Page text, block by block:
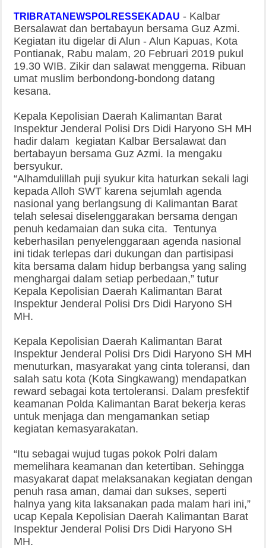
TRIBRATANEWSPOLRESSEKADAU - Kalbar
Bersalawat dan bertabayun bersama Guz Azmi.
Kegiatan itu digelar di Alun - Alun Kapuas, Kota
Pontianak, Rabu malam, 20 Februari 2019 pukul
19.30 WIB. Zikir dan salawat menggema. Ribuan
umat muslim berbondong-bondong datang
kesana.
Kepala Kepolisian Daerah Kalimantan Barat
Inspektur Jenderal Polisi Drs Didi Haryono SH MH
hadir dalam kegiatan Kalbar Bersalawat dan
bertabayun bersama Guz Azmi. Ia mengaku
bersyukur.
“Alhamdulillah puji syukur kita haturkan sekali lagi
kepada Alloh SWT karena sejumlah agenda
nasional yang berlangsung di Kalimantan Barat
telah selesai diselenggarakan bersama dengan
penuh kedamaian dan suka cita. Tentunya
keberhasilan penyelenggaraan agenda nasional
ini tidak terlepas dari dukungan dan partisipasi
kita bersama dalam hidup berbangsa yang saling
menghargai dalam setiap perbedaan,” tutur
Kepala Kepolisian Daerah Kalimantan Barat
Inspektur Jenderal Polisi Drs Didi Haryono SH
MH.
Kepala Kepolisian Daerah Kalimantan Barat
Inspektur Jenderal Polisi Drs Didi Haryono SH MH
menuturkan, masyarakat yang cinta toleransi, dan
salah satu kota (Kota Singkawang) mendapatkan
reward sebagai kota tertoleransi. Dalam presfektif
keamanan Polda Kalimantan Barat bekerja keras
untuk menjaga dan mengamankan setiap
kegiatan kemasyarakatan.
“Itu sebagai wujud tugas pokok Polri dalam
memelihara keamanan dan ketertiban. Sehingga
masyakarat dapat melaksanakan kegiatan dengan
penuh rasa aman, damai dan sukses, seperti
halnya yang kita laksanakan pada malam hari ini,”
ucap Kepala Kepolisian Daerah Kalimantan Barat
Inspektur Jenderal Polisi Drs Didi Haryono SH
MH.